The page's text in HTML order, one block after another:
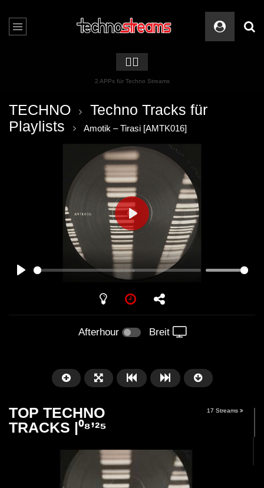
🏳️‍🌈
2 APPs für Techno Streams
TECHNO
Techno Tracks für
Playlists
Amotik – Tirasi [AMTK016]
PLAY
Afterhour Breit
TOP TECHNO
TRACKS |⁰⁸’²⁵
17 Streams